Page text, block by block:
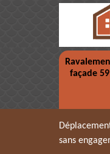
façade 59
sans